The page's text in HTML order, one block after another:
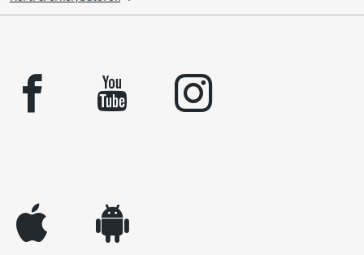
facebook youtube instagram
appleinc android